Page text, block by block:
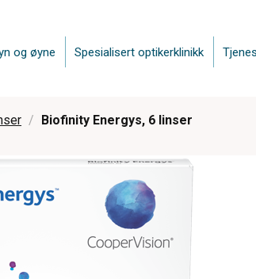
og øyne Spesialisert optikerklinikk
Biofinity Energys, 6 linser